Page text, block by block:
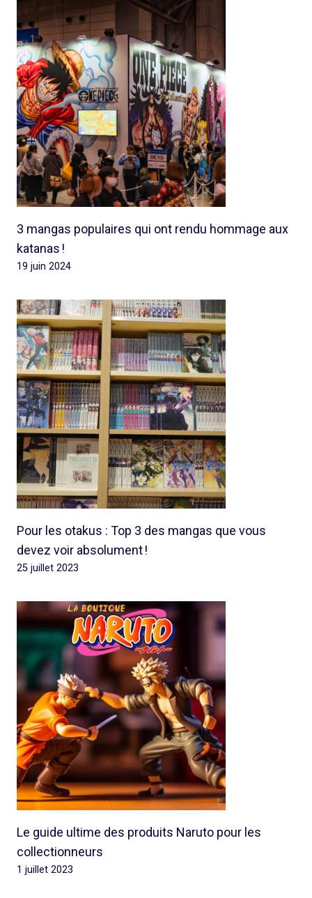
3 mangas populaires qui ont rendu hommage aux
katanas !
19 juin 2024
Pour les otakus : Top 3 des mangas que vous
devez voir absolument !
25 juillet 2023
Le guide ultime des produits Naruto pour les
collectionneurs
1 juillet 2023